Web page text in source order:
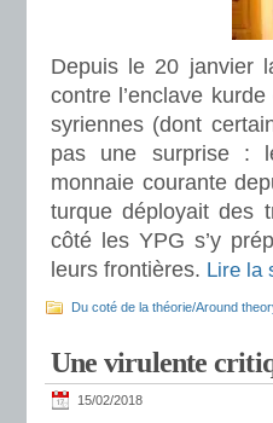
Depuis le 20 janvier
contre l’enclave
syriennes (dont
pas une surprise :
monnaie courante
turque déployait des
côté les YPG s’y
leurs frontières. Lire la
Du coté de la théorie/Around
Une virulente
15/02/2018